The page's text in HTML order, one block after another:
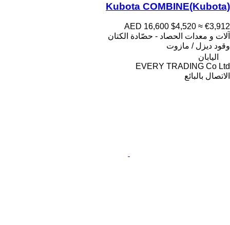
Kubota COMBINE(Kubota)
AED 16,600 $4,520 ≈ €3,912
آلات و معدات الحصاد - حصّادة الكتان
وقود ديزل / مازوت
اليابان
EVERY TRADING Co Ltd
الاتصال بالبائع